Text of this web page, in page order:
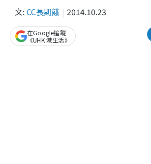
文: CC長期餓 2014.10.23
在Google追蹤
《UHK 港生活》